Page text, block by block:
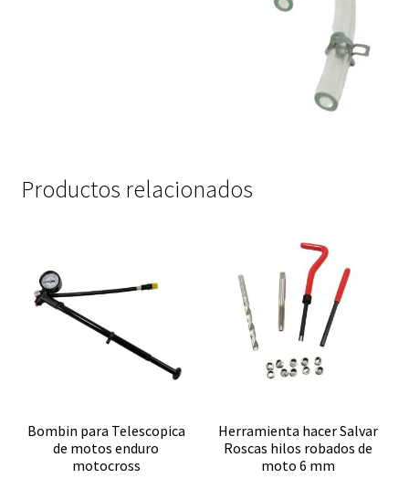
Productos relacionados
Bombin para Telescopica
de motos enduro
motocross
Herramienta hacer Salvar
Roscas hilos robados de
moto 6 mm